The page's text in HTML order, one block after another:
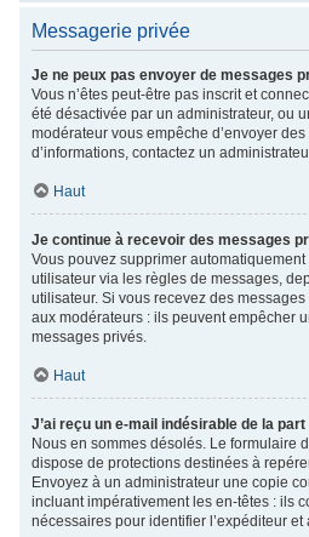
Messagerie privée
Je ne peux pas envoyer de messages
Vous n’êtes peut-être pas inscrit et
été désactivée par un administrateur, ou
modérateur vous empêche d’envoyer
d’informations, contactez un
Haut
Je continue à recevoir des messages
Vous pouvez supprimer automatiquement
utilisateur via les règles de messages,
utilisateur. Si vous recevez des
aux modérateurs : ils peuvent empêcher
messages privés.
Haut
J’ai reçu un e-mail indésirable de la
Nous en sommes désolés. Le formulaire
dispose de protections destinées à
Envoyez à un administrateur une copie
incluant impérativement les en-têtes : ils
nécessaires pour identifier l’expéditeur